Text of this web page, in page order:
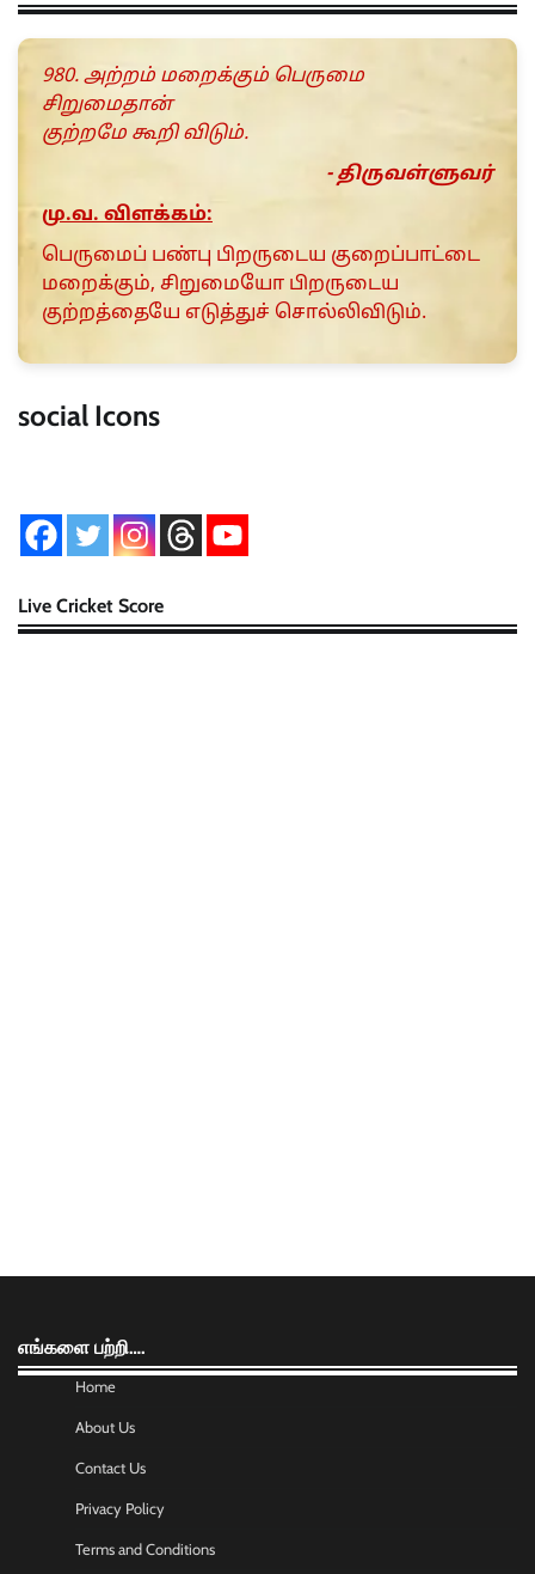
980. அற்றம் மறைக்கும் பெருமை
சிறுமைதான்
குற்றமே கூறி விடும்.
- திருவள்ளுவர்
மு.வ. விளக்கம்:
பெருமைப் பண்பு பிறருடைய குறைப்பாட்டை
மறைக்கும், சிறுமையோ பிறருடைய
குற்றத்தையே எடுத்துச் சொல்லிவிடும்.
social Icons
Live Cricket Score
எங்களை பற்றி….
Home
About Us
Contact Us
Privacy Policy
Terms and Conditions